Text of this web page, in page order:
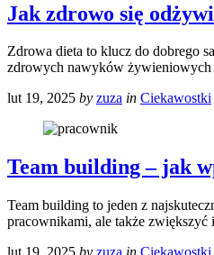
Jak zdrowo się
Zdrowa dieta to klucz do dobrego
zdrowych nawyków żywieniowych
lut 19, 2025 by zuza in Ciekawostki
Team building – jak
Team building to jeden z
pracownikami, ale także